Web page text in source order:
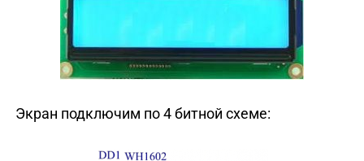
Экран подключим по 4 битной схеме: